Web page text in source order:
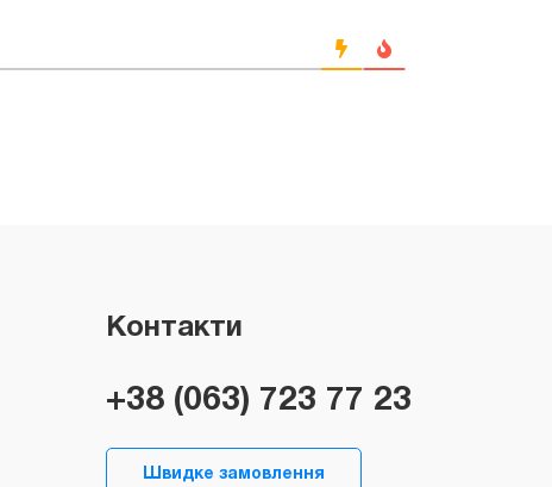
Контакти
+38 (063) 723 77 23
Швидке замовлення